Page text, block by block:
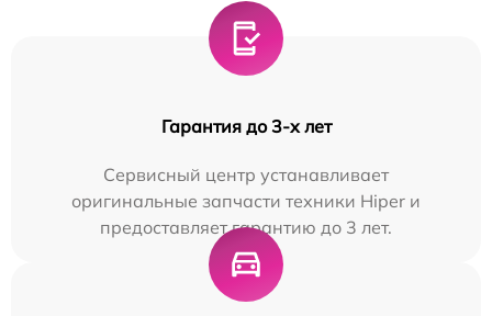
Гарантия до 3-х лет
Сервисный центр устанавливает
оригинальные запчасти техники Hiper и
предоставляет гарантию до 3 лет.